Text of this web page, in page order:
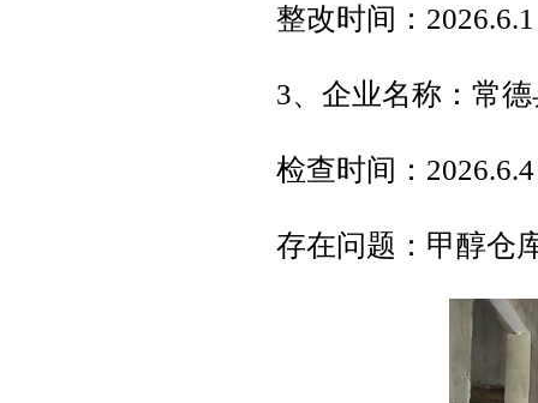
整改时间：2026.6.1
3、企业名称：常
检查时间：2026.6.4
存在问题：甲醇仓